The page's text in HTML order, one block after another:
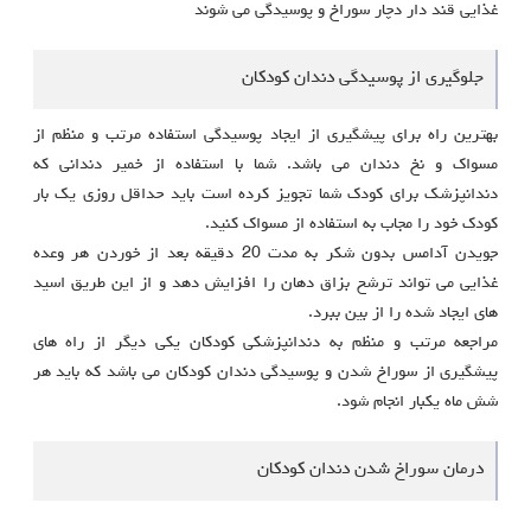
غذایی قند دار دچار سوراخ و پوسیدگی می شوند
جلوگیری از پوسیدگی دندان کودکان
بهترین راه برای پیشگیری از ایجاد پوسیدگی استفاده مرتب و منظم از
مسواک و نخ دندان می باشد. شما با استفاده از خمیر دندانی که
دندانپزشک برای کودک شما تجویز کرده است باید حداقل روزی یک بار
کودک خود را مجاب به استفاده از مسواک کنید.
جویدن آدامس بدون شکر به مدت 20 دقیقه بعد از خوردن هر وعده
غذایی می تواند ترشح بزاق دهان را افزایش دهد و از این طریق اسید
های ایجاد شده را از بین ببرد.
مراجعه مرتب و منظم به دندانپزشکی کودکان یکی دیگر از راه های
پیشگیری از سوراخ شدن و پوسیدگی دندان کودکان می باشد که باید هر
شش ماه یکبار انجام شود.
درمان سوراخ شدن دندان کودکان